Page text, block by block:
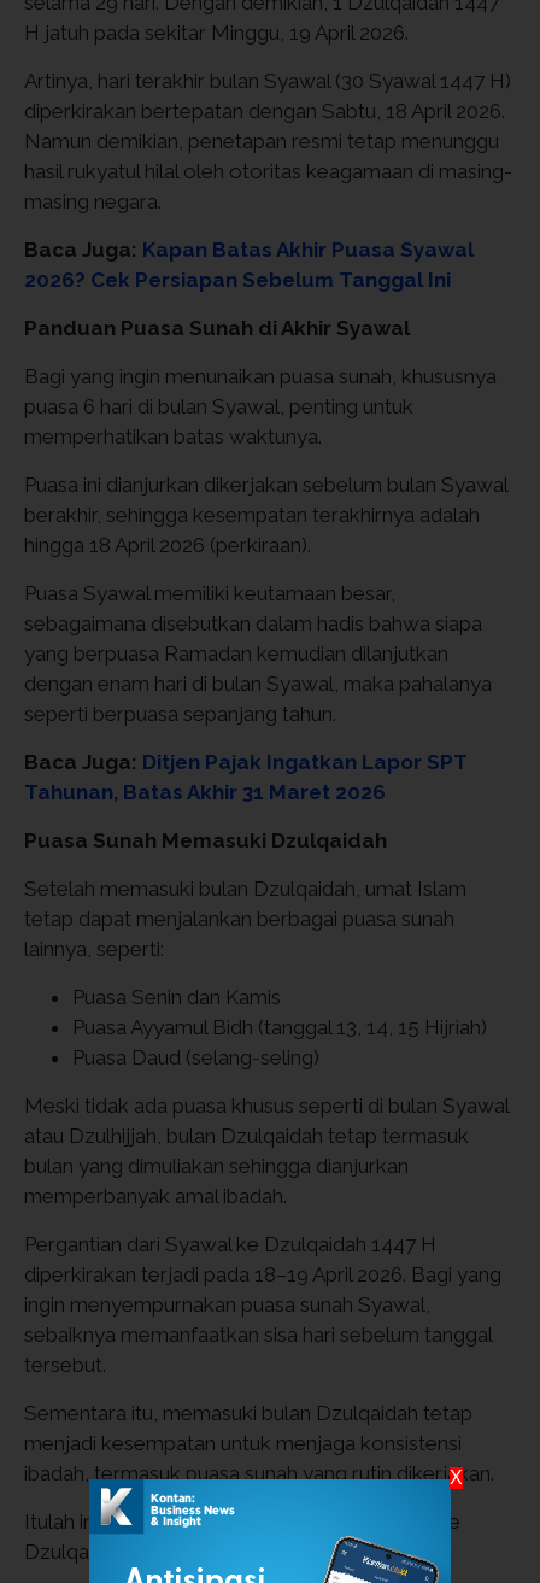
H jatuh pada sekitar Minggu, 19 April 2026.
Artinya, hari terakhir bulan Syawal (30 Syawal 1447 H)
diperkirakan bertepatan dengan Sabtu, 18 April 2026.
Namun demikian, penetapan resmi tetap menunggu
hasil rukyatul hilal oleh otoritas keagamaan di masing-
masing negara.
Baca Juga: Kapan Batas Akhir Puasa Syawal
2026? Cek Persiapan Sebelum Tanggal Ini
Panduan Puasa Sunah di Akhir Syawal
Bagi yang ingin menunaikan puasa sunah, khususnya
puasa 6 hari di bulan Syawal, penting untuk
memperhatikan batas waktunya.
Puasa ini dianjurkan dikerjakan sebelum bulan Syawal
berakhir, sehingga kesempatan terakhirnya adalah
hingga 18 April 2026 (perkiraan).
Puasa Syawal memiliki keutamaan besar,
sebagaimana disebutkan dalam hadis bahwa siapa
yang berpuasa Ramadan kemudian dilanjutkan
dengan enam hari di bulan Syawal, maka pahalanya
seperti berpuasa sepanjang tahun.
Baca Juga: Ditjen Pajak Ingatkan Lapor SPT
Tahunan, Batas Akhir 31 Maret 2026
Puasa Sunah Memasuki Dzulqaidah
Setelah memasuki bulan Dzulqaidah, umat Islam
tetap dapat menjalankan berbagai puasa sunah
lainnya, seperti:
Puasa Senin dan Kamis
Puasa Ayyamul Bidh (tanggal 13, 14, 15 Hijriah)
Puasa Daud (selang-seling)
Meski tidak ada puasa khusus seperti di bulan Syawal
atau Dzulhijjah, bulan Dzulqaidah tetap termasuk
bulan yang dimuliakan sehingga dianjurkan
memperbanyak amal ibadah.
Pergantian dari Syawal ke Dzulqaidah 1447 H
diperkirakan terjadi pada 18–19 April 2026. Bagi yang
ingin menyempurnakan puasa sunah Syawal,
sebaiknya memanfaatkan sisa hari sebelum tanggal
tersebut.
Sementara itu, memasuki bulan Dzulqaidah tetap
menjadi kesempatan untuk menjaga konsistensi
ibadah, termasuk puasa sunah yang rutin dikerjakan.
Itulah informasi mengenai pergantian Syawal ke
Dzulqaidah tahun 2026.
X